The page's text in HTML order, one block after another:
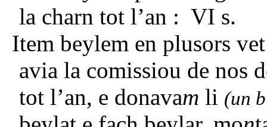
la charn tot l’an : VI s.
Item beylem en plusors
avia la comissiou de nos
tot l’an, e donavam li (un